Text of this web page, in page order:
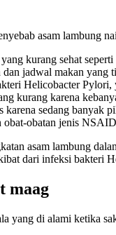
asam lambung
kurang sehat
dan jadwal makan yang
Helicobacter
kurang karena
karena sedang banyak
obat-obatan jenis
asam lambung
dari infeksi bakteri
maag
yang di alami ketika